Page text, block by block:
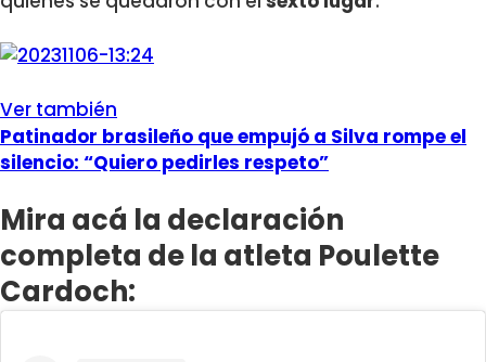
Ver también
Patinador brasileño que empujó a Silva rompe el
silencio: “Quiero pedirles respeto”
Mira acá la declaración
completa de la atleta Poulette
Cardoch: